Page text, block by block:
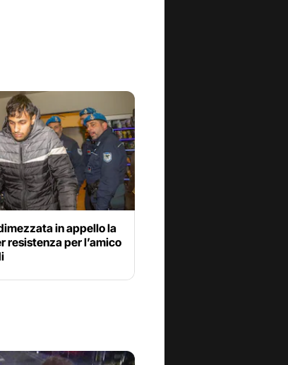
in appello la
resistenza per l’amico